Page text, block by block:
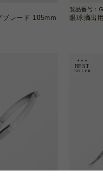
ブレード 105mm
製品番号：
眼球摘出